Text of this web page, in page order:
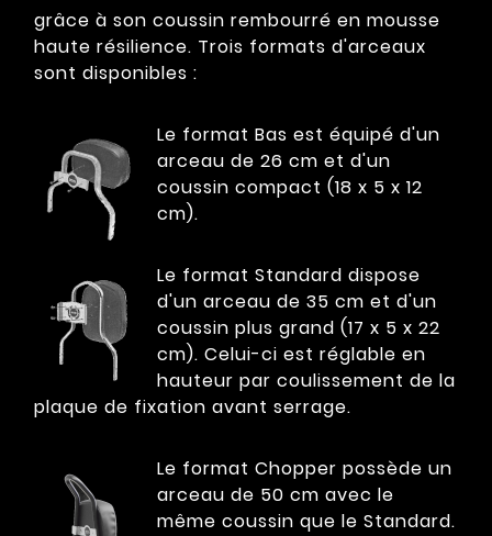
grâce à son coussin rembourré en mousse
haute résilience. Trois formats d'arceaux
sont disponibles :
Le format Bas est équipé d'un
arceau de 26 cm et d'un
coussin compact (18 x 5 x 12
cm).
Le format Standard dispose
d'un arceau de 35 cm et d'un
coussin plus grand (17 x 5 x 22
cm). Celui-ci est réglable en
hauteur par coulissement de la
plaque de fixation avant serrage.
Le format Chopper possède un
arceau de 50 cm avec le
même coussin que le Standard.